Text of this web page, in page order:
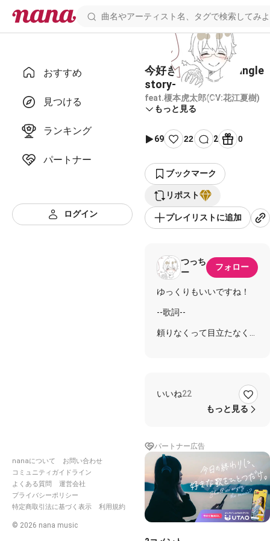
おすすめ
見つける
ランキング
パートナー
ログイン
nanaについて
お問い合わせ
コミュニティガイドライン
よくある質問
運営会社
プライバシーポリシー
特定商取引法に基づく表示
利用規約
© 2026 nana music
今好きになる。-triangle
story-
feat.榎本虎太郎(CV:花江夏樹)
もっと見る
69 22 2 0
ブックマーク
リポスト
プレイリストに追加
つっち
ー
フォロー
ゆっくりもいいですね！
--歌詞--
頼りなくって目立たなくっ
出会いなんて見たくなかっ
目が合うと二人笑顔に変わ
る
困るんだその優しさは
いつか好きになる気づいた
あと何回?ねえ目が合え
認めても認めちゃっても
いいね22
もっと見る
パートナー広告